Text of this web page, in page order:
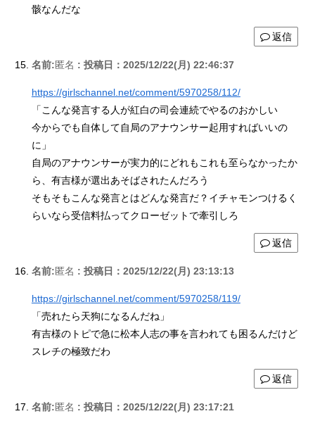
骸なんだな
返信
名前:匿名 : 投稿日：2025/12/22(月) 22:46:37
https://girlschannel.net/comment/5970258/112/
「こんな発言する人が紅白の司会連続でやるのおかしい
今からでも自体して自局のアナウンサー起用すればいいの
に」
自局のアナウンサーが実力的にどれもこれも至らなかったか
ら、有吉様が選出あそばされたんだろう
そもそもこんな発言とはどんな発言だ？イチャモンつけるく
らいなら受信料払ってクローゼットで牽引しろ
返信
名前:匿名 : 投稿日：2025/12/22(月) 23:13:13
https://girlschannel.net/comment/5970258/119/
「売れたら天狗になるんだね」
有吉様のトピで急に松本人志の事を言われても困るんだけど
スレチの極致だわ
返信
名前:匿名 : 投稿日：2025/12/22(月) 23:17:21